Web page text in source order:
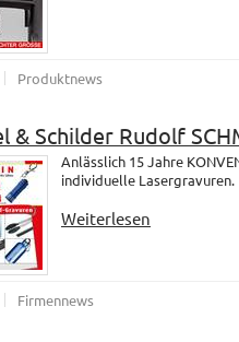
Produktnews
& Schilder Rudolf
Anlässlich 15 Jahre
individuelle Lasergravuren.
Weiterlesen
Firmennews